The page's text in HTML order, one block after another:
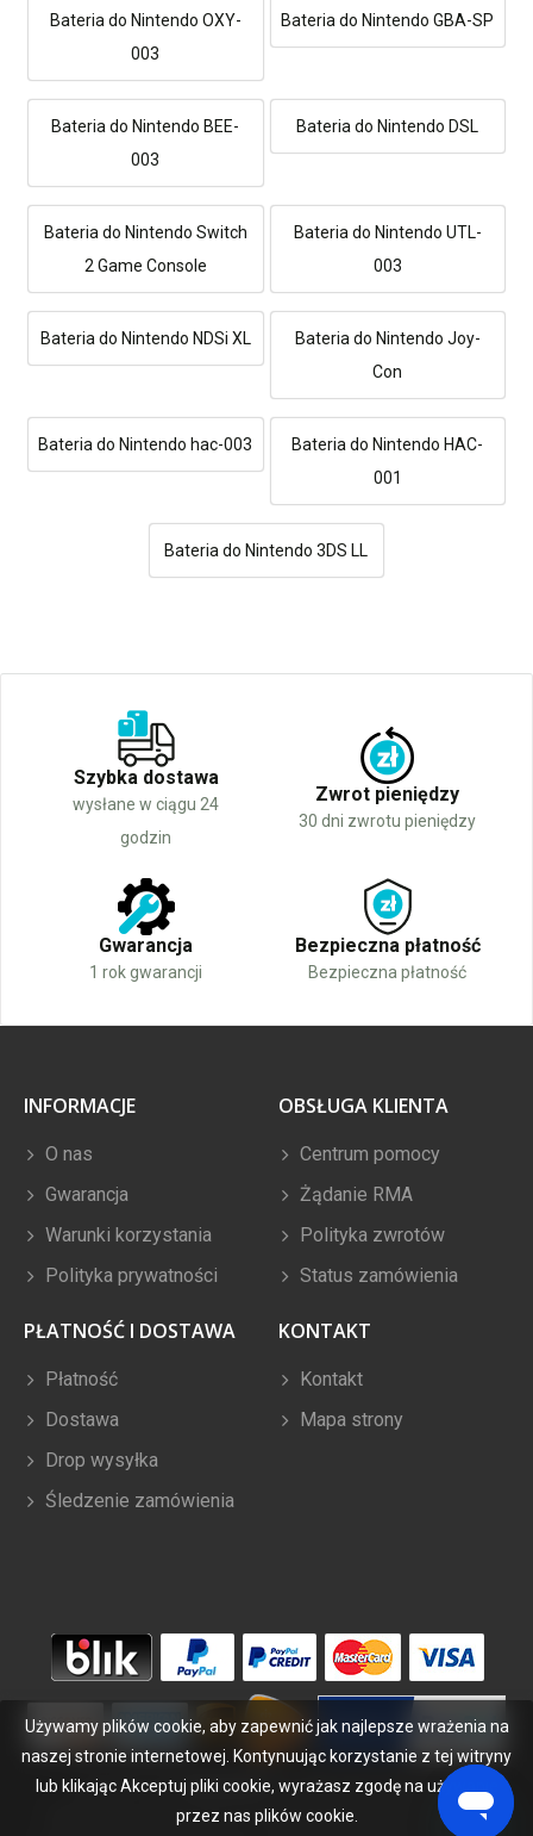
Bateria do Nintendo OXY-
003
Bateria do Nintendo GBA-SP
Bateria do Nintendo BEE-
003
Bateria do Nintendo DSL
Bateria do Nintendo Switch
2 Game Console
Bateria do Nintendo UTL-
003
Bateria do Nintendo NDSi XL
Bateria do Nintendo Joy-
Con
Bateria do Nintendo hac-003
Bateria do Nintendo HAC-
001
Bateria do Nintendo 3DS LL
Szybka dostawa
wysłane w ciągu 24
godzin
Zwrot pieniędzy
30 dni zwrotu pieniędzy
Gwarancja
1 rok gwarancji
Bezpieczna płatność
Bezpieczna płatność
INFORMACJE
O nas
Gwarancja
Warunki korzystania
Polityka prywatności
OBSŁUGA KLIENTA
Centrum pomocy
Żądanie RMA
Polityka zwrotów
Status zamówienia
PŁATNOŚĆ I DOSTAWA
Płatność
Dostawa
Drop wysyłka
Śledzenie zamówienia
KONTAKT
Kontakt
Mapa strony
Copyright ©2026 bateriabuy.pl. Wszelkie prawa zastrzeżone.
Wyznaczone znaki handlowe i marki są własnością ich właścicieli.
Używamy plików cookie, aby zapewnić jak najlepsze wrażenia na
naszej stronie internetowej. Kontynuując korzystanie z tej witryny
lub klikając Akceptuj pliki cookie, wyrażasz zgodę na używanie
przez nas plików cookie.